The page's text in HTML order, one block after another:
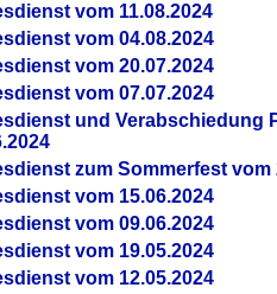
vom 11.08.2024
vom 04.08.2024
vom 20.07.2024
vom 07.07.2024
und Verabschiedung
zum Sommerfest vom
vom 15.06.2024
vom 09.06.2024
vom 19.05.2024
vom 12.05.2024